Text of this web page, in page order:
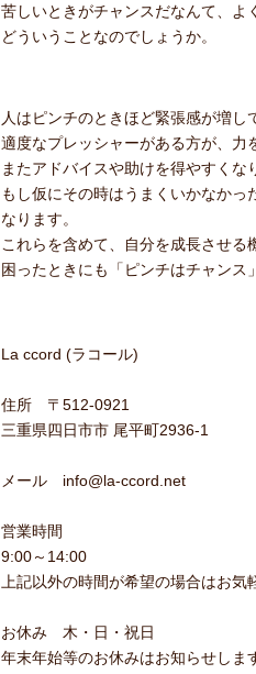
苦しいときがチャンスだなんて、よ
どういうことなのでしょうか。
人はピンチのときほど緊張感が増し
適度なプレッシャーがある方が、力
またアドバイスや助けを得やすくな
もし仮にその時はうまくいかなか
なります。
これらを含めて、自分を成長させる
困ったときにも「ピンチはチャンス
La ccord (ラコール)
住所 〒512-0921
三重県四日市市 尾平町2936-1
メール info@la-ccord.net
営業時間
9:00～14:00
上記以外の時間が希望の場合はお気
お休み 木・日・祝日
年末年始等のお休みはお知らせしま